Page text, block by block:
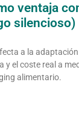
ventaja
silencioso)
a la
y el coste real a
alimentario.